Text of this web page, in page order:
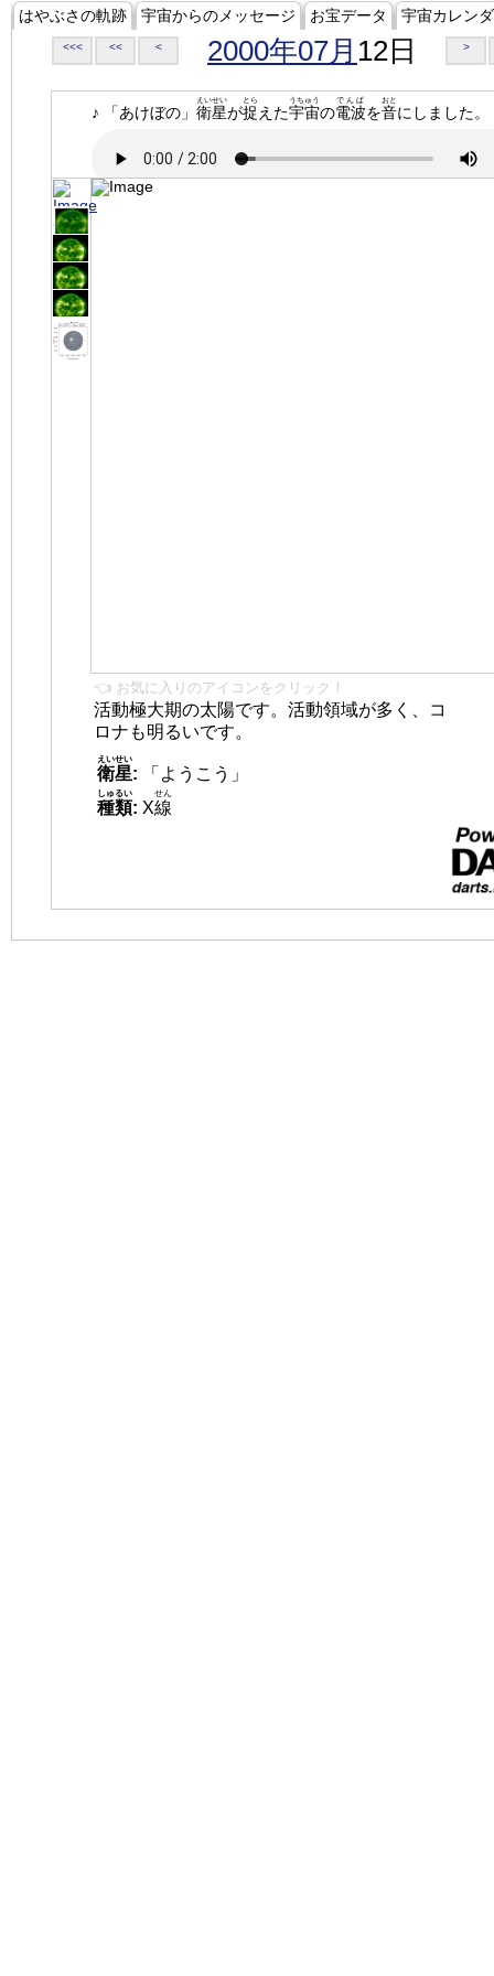
はやぶさの軌跡 宇宙からのメッセージ お宝データ 宇宙カレン
<<< << < 2000年07月 12日 >
♪ 「あけぼの」 衛星
えいせい
が捉
とら
えた宇宙
うちゅう
の電波
でんぱ
を音
おと
にしました。
👈 お気に入りのアイコンをクリック！
活動極大期の太陽です。活動領域が多く、コ
ロナも明るいです。
衛星
えいせい
:
「ようこう」
種類
しゅるい
: X線
せん